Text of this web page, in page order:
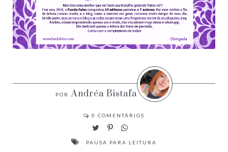
Andréa Bistafa
0 COMENTÁRIOS
PAUSA PARA LEITURA